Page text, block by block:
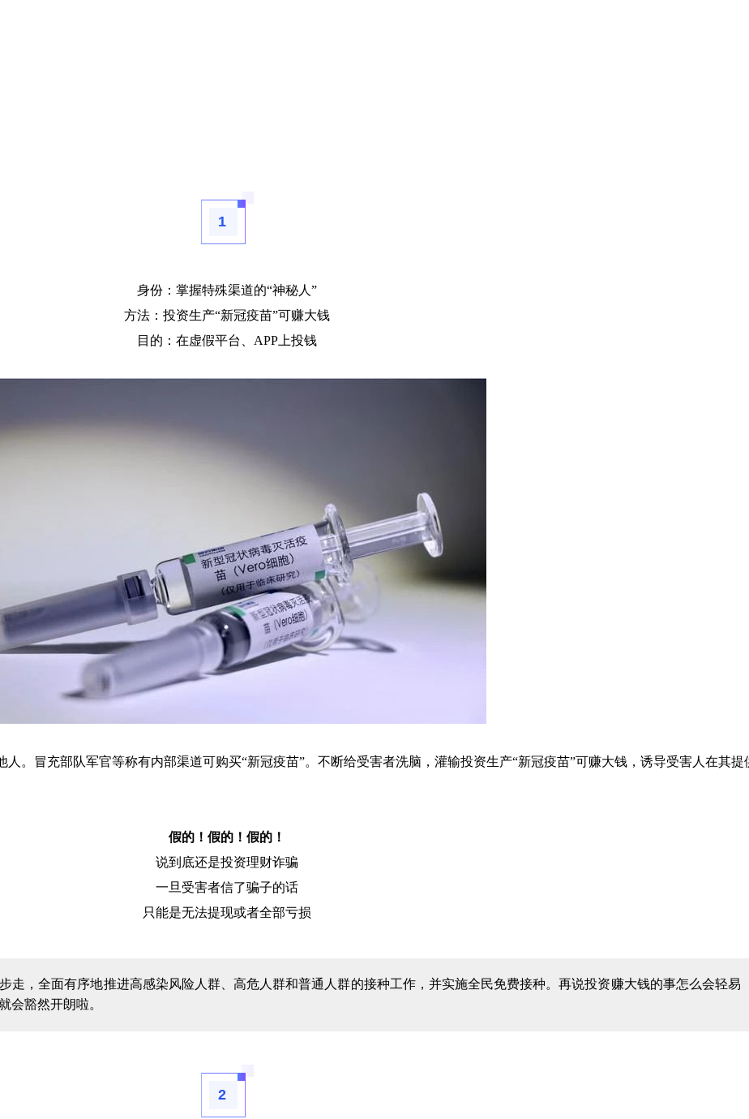
1
身份：掌握特殊渠道的“神秘人”
方法：投资生产“新冠疫苗”可赚大钱
目的：在虚假平台、APP上投钱
。冒充部队军官等称有内部渠道可购买“新冠疫苗”。不断给受害者洗脑，灌输投资生产“新冠疫苗”可赚大钱，诱导受害人在其提
假的！假的！假的！
说到底还是投资理财诈骗
一旦受害者信了骗子的话
只能是无法提现或者全部亏损
走，全面有序地推进高感染风险人群、高危人群和普通人群的接种工作，并实施全民免费接种。再说投资赚大钱的事怎么会轻易
会豁然开朗啦。
2